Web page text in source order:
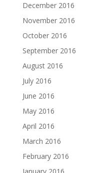
December 2016
November 2016
October 2016
September 2016
August 2016
July 2016
June 2016
May 2016
April 2016
March 2016
February 2016